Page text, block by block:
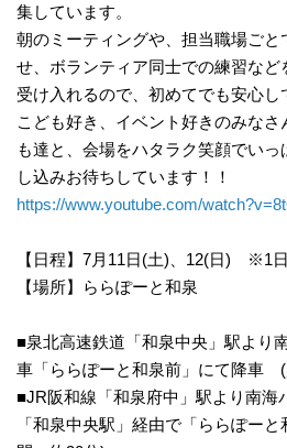
集しています。
朝のミーティングや、担当職場ごと
せ、ボランティア同士での練習など
受け入れるので、初めてでも安心し
こども好き、イベント好きのみな
も達と、会場をハタラク笑顔でい
し込みお待ちしています！！
https://www.youtube.com/
【日程】7月11日(土)、12(日) ※1
【場所】ららぽーと和泉
■泉北高速鉄道「和泉中央」駅より
車「ららぽーと和泉前」にて降車 (
■JR阪和線「和泉府中」駅より南
「和泉中央駅」経由で「ららぽー